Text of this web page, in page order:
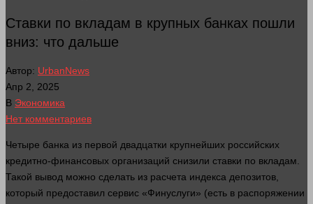
Ставки по вкладам в крупных банках пошли
вниз: что дальше
Автор: UrbanNews
Апр 2, 2025
В Экономика
Нет комментариев
Четыре банка из первой двадцатки крупнейших российских
кредитно-финансовых организаций снизили ставки по вкладам.
Такой вывод можно сделать из расчета индекса депозитов,
который предоставил сервис «Финуслуги» (есть в распоряжении